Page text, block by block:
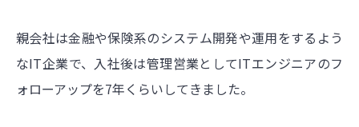
親会社は金融や保険系のシステム開発や運用をするよう
なIT企業で、入社後は管理営業としてITエンジニアのフ
ォローアップを7年くらいしてきました。